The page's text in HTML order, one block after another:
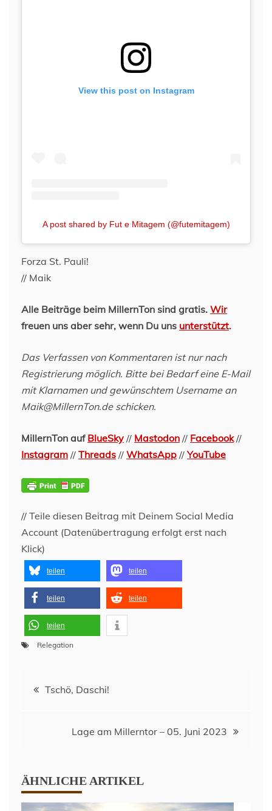
View this post on Instagram
A post shared by Fut e Mitagem (@futemitagem)
Forza St. Pauli!
// Maik
Alle Beiträge beim MillernTon sind gratis. Wir
freuen uns aber sehr, wenn Du uns unterstützt.
Das Verfassen von Kommentaren ist nur nach
Registrierung möglich. Bitte bei Bedarf eine E-Mail
mit Klarnamen und gewünschtem Username an
Maik@MillernTon.de schicken.
MillernTon auf BlueSky // Mastodon // Facebook//
Instagram // Threads // WhatsApp //YouTube
// Teile diesen Beitrag mit Deinem Social Media
Account (Datenübertragung erfolgt erst nach
Klick)
teilen teilen
teilen teilen
teilen
Relegation
Beitragsnavigation
Tschö, Daschi!
Lage am Millerntor – 05. Juni 2023
ÄHNLICHE ARTIKEL